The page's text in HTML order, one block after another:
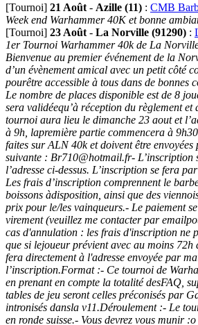
[Tournoi] 21 Août - Azille (11) : CMB
Week end Warhammer 40K et bonne
[Tournoi] 23 Août - La Norville (91290) :
1er Tournoi Warhammer 40k de La
Bienvenue au premier événement de la
d’un évènement amical avec un petit côté
pourêtre accessible à tous dans de bonnes
Le nombre de places disponible est de 8
sera validéequ’à réception du règlement et
tournoi aura lieu le dimanche 23 aout et
à 9h, lapremière partie commencera à
faites sur ALN 40k et doivent être
suivante : Br710@hotmail.fr- L’inscription
l’adresse ci-dessus. L’inscription se fera
Les frais d’inscription comprennent le
boissons àdisposition, ainsi que des
prix pour le/les vainqueurs.- Le paiement
virement (veuillez me contacter par
cas d'annulation : les frais d'inscription ne
que si lejoueur prévient avec au moins 72h
fera directement à l'adresse envoyée par
l’inscription.Format :- Ce tournoi de
en prenant en compte la totalité desFAQ,
tables de jeu seront celles préconisés par
intronisés dansla v11.Déroulement :- Le
en ronde suisse.- Vous devrez vous munir